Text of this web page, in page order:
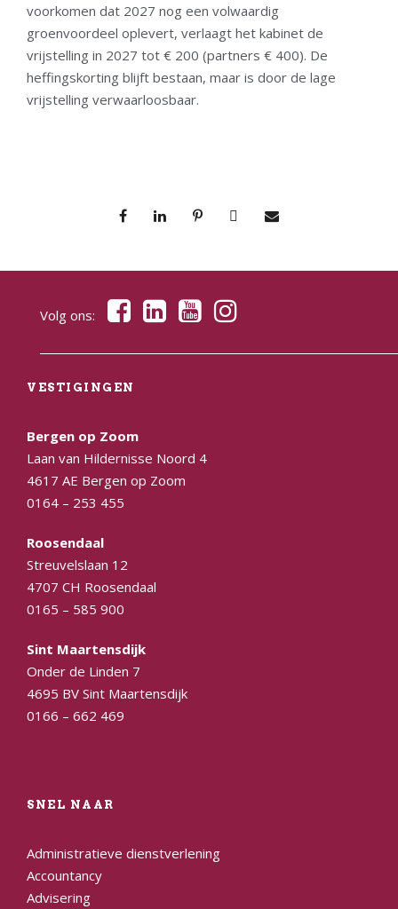
voorkomen dat 2027 nog een volwaardig
groenvoordeel oplevert, verlaagt het kabinet de
vrijstelling in 2027 tot € 200 (partners € 400). De
heffingskorting blijft bestaan, maar is door de lage
vrijstelling verwaarloosbaar.
Volg ons:
VESTIGINGEN
Bergen op Zoom
Laan van Hildernisse Noord 4
4617 AE Bergen op Zoom
0164 – 253 455
Roosendaal
Streuvelslaan 12
4707 CH Roosendaal
0165 – 585 900
Sint Maartensdijk
Onder de Linden 7
4695 BV Sint Maartensdijk
0166 – 662 469
SNEL NAAR
Administratieve dienstverlening
Accountancy
Advisering